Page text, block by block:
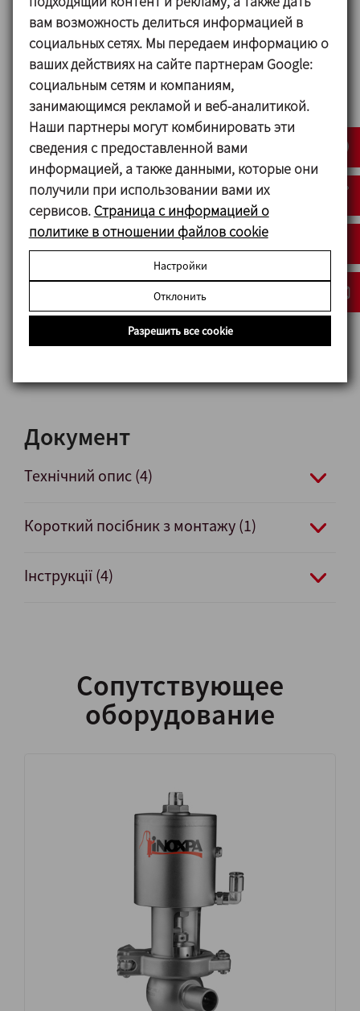
Материалы
Детали, контактирующие с продуктом: 1.4404
(AISI 316L)
Другие детали из стали: 1.4301 (AISI 304)
Уплотнения, контактирующие с продуктом: EPDM
Отделка поверхности
Внутренняя: Блестящая полировка Ra ≤ 0,8 мкм
Наружная: Матовая
Опции
Пневматический привод двойного действия.
Уплотнения из FPM и HNBR.
Другие соединения: наружная резьба, clamp.
Внешние датчики положения.
Документ
Технічний опис (4)
Короткий посібник з монтажу (1)
Інструкції (4)
Сопутствующее
оборудование
вам возможность делиться информацией в
социальных сетях. Мы передаем информацию о
ваших действиях на сайте партнерам Google:
социальным сетям и компаниям,
занимающимся рекламой и веб-аналитикой.
Наши партнеры могут комбинировать эти
сведения с предоставленной вами
информацией, а также данными, которые они
получили при использовании вами их
сервисов. Страница с информацией о
политике в отношении файлов cookie
Настройки
Отклонить
Разрешить все cookie